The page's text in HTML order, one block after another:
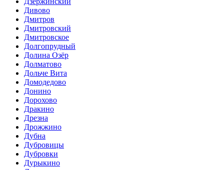
Дивово
Дмитров
Дмитровский
Дмитровское
Долгопрудный
Долина Озёр
Долматово
Дольче Вита
Домодедово
Донино
Дорохово
Дракино
Дрезна
Дрожжино
Дубна
Дубровицы
Дубровки
Дурыкино